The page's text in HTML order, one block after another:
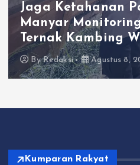
Jaga Ketahanan
Manyar
Ternak Kambing
ByRedaksi Agustus 8,
Kumparan Rakyat